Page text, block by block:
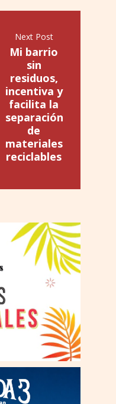
Next Post
Mi barrio
sin
residuos,
incentiva y
facilita la
separación
de
materiales
reciclables